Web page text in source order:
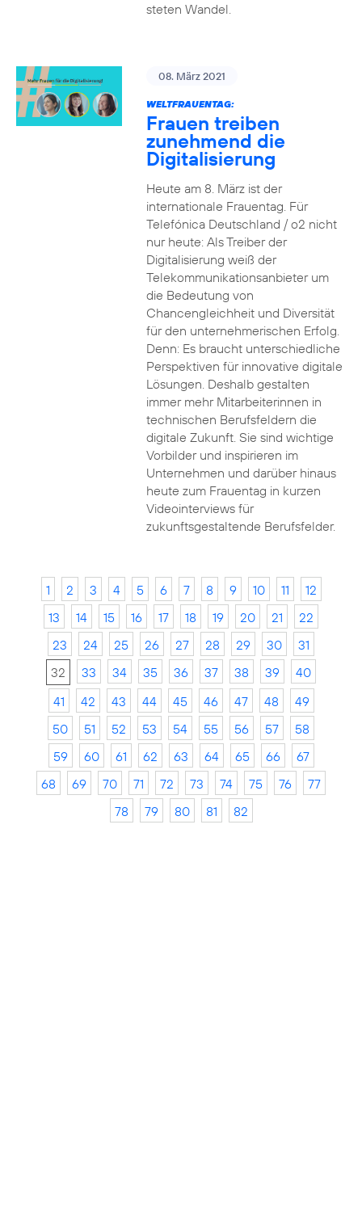
steten Wandel.
08. März 2021
WELTFRAUENTAG:
Frauen treiben
zunehmend die
Digitalisierung
Heute am 8. März ist der
internationale Frauentag. Für
Telefónica Deutschland / o2 nicht
nur heute: Als Treiber der
Digitalisierung weiß der
Telekommunikationsanbieter um
die Bedeutung von
Chancengleichheit und Diversität
für den unternehmerischen Erfolg.
Denn: Es braucht unterschiedliche
Perspektiven für innovative digitale
Lösungen. Deshalb gestalten
immer mehr Mitarbeiterinnen in
technischen Berufsfeldern die
digitale Zukunft. Sie sind wichtige
Vorbilder und inspirieren im
Unternehmen und darüber hinaus
heute zum Frauentag in kurzen
Videointerviews für
zukunftsgestaltende Berufsfelder.
1 2 3 4 5 6 7 8 9 10 11
12
13
14 15 16 17 18 19 20 21
22
23
24 25 26 27 28 29 30
31
32
33 34 35 36 37 38 39
40
41
42 43 44 45 46 47 48
49
50
51 52 53 54 55 56 57
58
59
60 61 62 63 64 65 66
67
68
69 70 71 72 73 74 75 76
77
78
79 80 81 82